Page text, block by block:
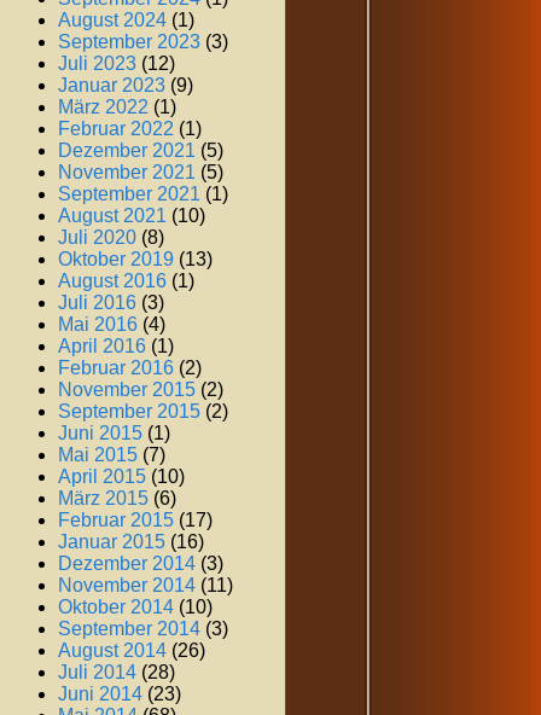
August 2024 (1)
September 2023 (3)
Juli 2023 (12)
Januar 2023 (9)
März 2022 (1)
Februar 2022 (1)
Dezember 2021 (5)
November 2021 (5)
September 2021 (1)
August 2021 (10)
Juli 2020 (8)
Oktober 2019 (13)
August 2016 (1)
Juli 2016 (3)
Mai 2016 (4)
April 2016 (1)
Februar 2016 (2)
November 2015 (2)
September 2015 (2)
Juni 2015 (1)
Mai 2015 (7)
April 2015 (10)
März 2015 (6)
Februar 2015 (17)
Januar 2015 (16)
Dezember 2014 (3)
November 2014 (11)
Oktober 2014 (10)
September 2014 (3)
August 2014 (26)
Juli 2014 (28)
Juni 2014 (23)